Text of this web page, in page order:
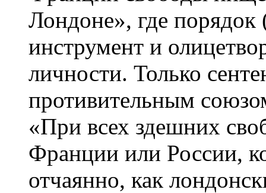
Лондоне», где порядок
инструмент и
личности. Только
противительным
«При всех здешних
Франции или России,
отчаянно, как